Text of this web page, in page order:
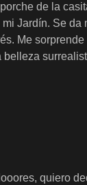
de la
Jardín. Se da
Me
quiero